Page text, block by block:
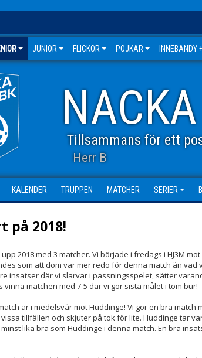
JUNIOR FLICKOR POJKAR INNEBANDY
Tillsammans för ett
Herr B
KALENDER TRUPPEN MATCHER SERIER
på 2018!
2018 med 3 matcher. Vi började i fredags i HJ3M
som att dom var mer redo för denna match än vad
insatser där vi slarvar i passningsspelet, sätter
vinna matchen med 7-5 där vi gör sista målet i tom bur!
är i medelsvår mot Huddinge! Vi gör en bra match
tillfällen och skjuter på tok för lite. Huddinge tar
lika bra som Huddinge i denna match. En bra